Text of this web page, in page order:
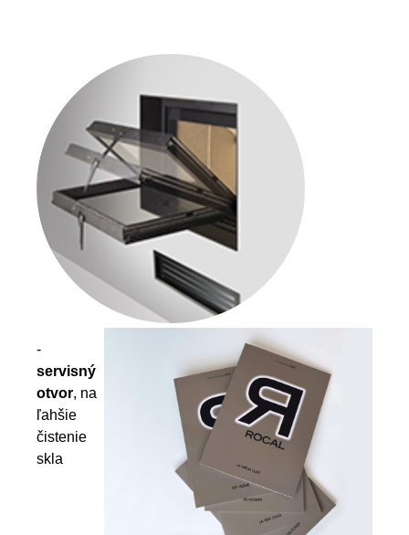
-
servisný
otvor, na
ľahšie
čistenie
skla